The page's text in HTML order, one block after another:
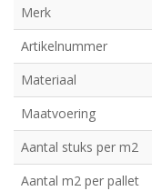
Merk
Artikelnummer
Materiaal
Maatvoering
Aantal stuks per m2
Aantal m2 per pallet